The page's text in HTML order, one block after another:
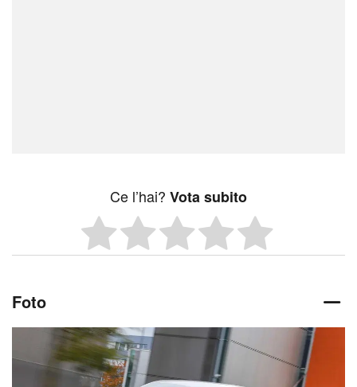
Ce l’hai? Vota subito
Foto